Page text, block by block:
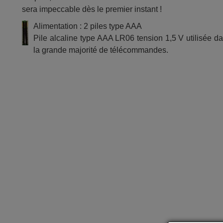
sera impeccable dès le premier instant !
Alimentation : 2 piles type AAA
Pile alcaline type AAA LR06 tension 1,5 V utilisée
la grande majorité de télécommandes.